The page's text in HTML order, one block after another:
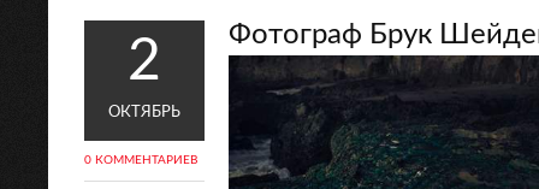
2
ОКТЯБРЬ
0 КОММЕНТАРИЕВ
Фотограф Брук